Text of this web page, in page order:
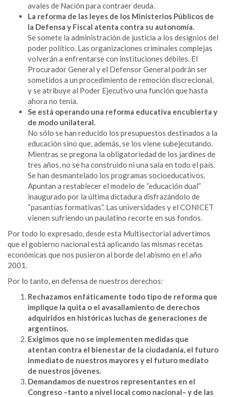
avales de Nación para contraer deuda.
La reforma de las leyes de los Ministerios Públicos de
la Defensa y Fiscal atenta contra su autonomía.
Se somete la administración de justicia a los designios del
poder político. Las organizaciones criminales complejas
volverán a enfrentarse con instituciones débiles. El
Procurador General y el Defensor General podrán ser
sometidos a un procedimiento de remoción discrecional,
y se atribuye al Poder Ejecutivo una función que hasta
ahora no tenía.
Se está operando una reforma educativa encubierta y
de modo unilateral.
No sólo se han reducido los presupuestos destinados a la
educación sino que, además, se los viene subejecutando.
Mientras se pregona la obligatoriedad de los jardines de
tres años, no se ha construido ni una sala en todo el país.
Se han desmantelado los programas socioeducativos.
Apuntan a restablecer el modelo de “educación dual”
inaugurado por la última dictadura disfrazándolo de
“pasantías formativas”. Las universidades y el CONICET
vienen sufriendo un paulatino recorte en sus fondos.
Por todo lo expresado, desde esta Multisectorial advertimos
que el gobierno nacional está aplicando las mismas recetas
económicas que nos pusieron al borde del abismo en el año
2001.
Por lo tanto, en defensa de nuestros derechos:
Rechazamos enfáticamente todo tipo de reforma que
implique la quita o el avasallamiento de derechos
adquiridos en históricas luchas de generaciones de
argentinos.
Exigimos que no se implementen medidas que
atentan contra el bienestar de la ciudadanía, el futuro
inmediato de nuestros mayores y el futuro mediato
de nuestros jóvenes.
Demandamos de nuestros representantes en el
Congreso –tanto a nivel local como nacional– y de las